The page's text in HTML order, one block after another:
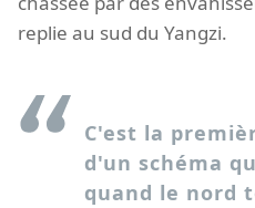
replie au sud du Yangzi.
C'est la
d'un schéma
quand le nord